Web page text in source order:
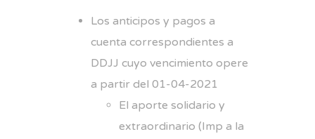
Los anticipos y pagos a
cuenta correspondientes a
DDJJ cuyo vencimiento opere
a partir del 01-04-2021
El aporte solidario y
extraordinario (Imp a la